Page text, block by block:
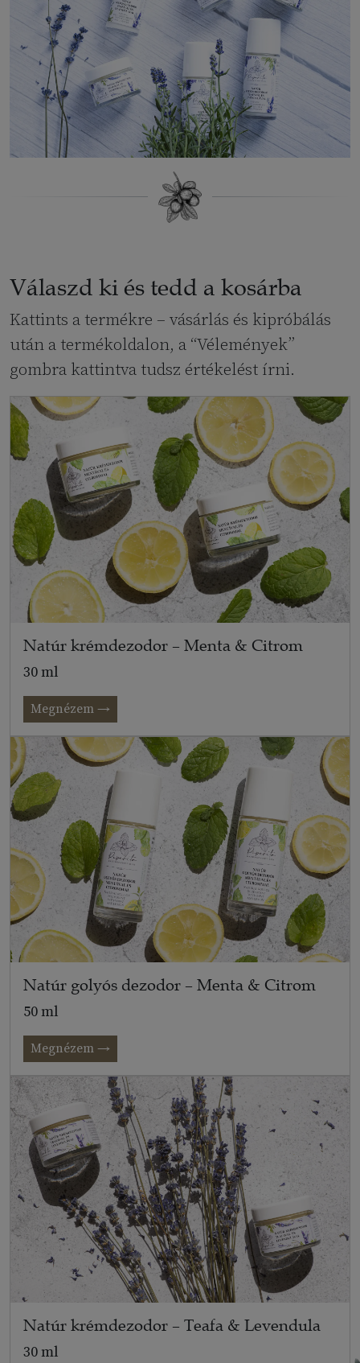
Válaszd ki és tedd a kosárba
Kattints a termékre – vásárlás és kipróbálás
után a termékoldalon, a “Vélemények”
gombra kattintva tudsz értékelést írni.
Natúr krémdezodor – Menta & Citrom
30 ml
Megnézem →
Natúr golyós dezodor – Menta & Citrom
50 ml
Megnézem →
Natúr krémdezodor – Teafa & Levendula
30 ml